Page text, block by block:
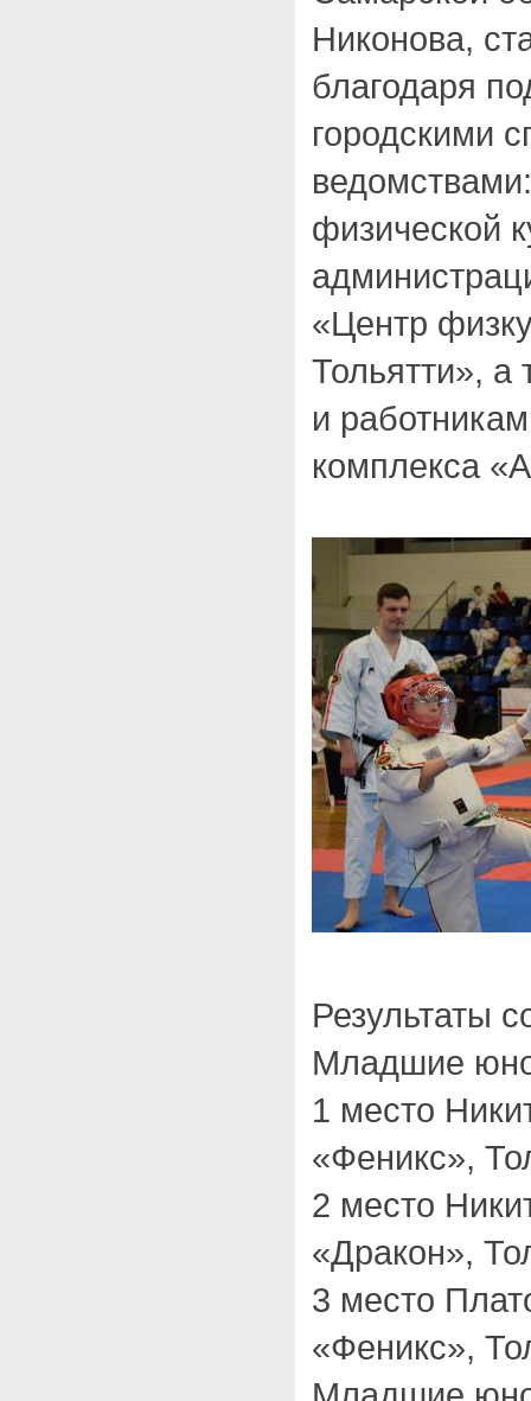
Никонова,
благодаря
городскими
физической
«Центр
Тольятти», а
и
комплекса
Результаты
Младшие
1 место
«Феникс»,
2 место
«Дракон»,
3 место
«Феникс»,